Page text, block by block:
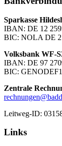
Sparkasse
IBAN: DE 12
BIC: NOLA DE
Volksbank WF-
IBAN: DE 97
BIC:
Zentrale
Leitweg-ID:
Links